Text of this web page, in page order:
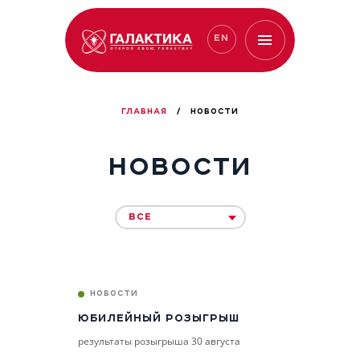
EN
ГЛАВНАЯ / НОВОСТИ
НОВОСТИ
ВСЕ
НОВОСТИ
ЮБИЛЕЙНЫЙ РОЗЫГРЫШ
результаты розыгрыша 30 августа